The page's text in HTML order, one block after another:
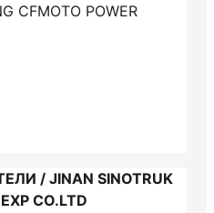
CFMOTO POWER
/ JINAN SINOTRUK
CO.LTD